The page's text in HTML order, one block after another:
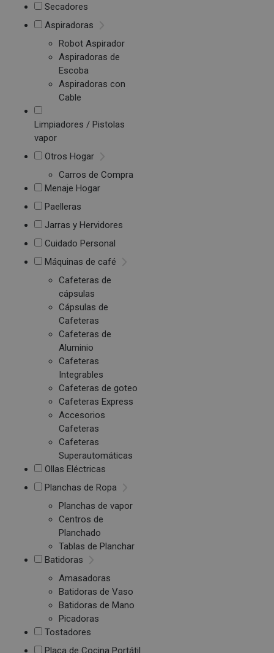
Secadores
Aspiradoras
Robot Aspirador
Aspiradoras de
Escoba
Aspiradoras con
Cable
Limpiadores / Pistolas
vapor
Otros Hogar
Carros de Compra
Menaje Hogar
Paelleras
Jarras y Hervidores
Cuidado Personal
Máquinas de café
Cafeteras de
cápsulas
Cápsulas de
Cafeteras
Cafeteras de
Aluminio
Cafeteras
Integrables
Cafeteras de goteo
Cafeteras Express
Accesorios
Cafeteras
Cafeteras
Superautomáticas
Ollas Eléctricas
Planchas de Ropa
Planchas de vapor
Centros de
Planchado
Tablas de Planchar
Batidoras
Amasadoras
Batidoras de Vaso
Batidoras de Mano
Picadoras
Tostadores
Placa de Cocina Portátil